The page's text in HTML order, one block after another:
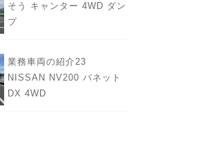
そう キャンター 4WD ダン
プ
業務車両の紹介23
NISSAN NV200 バネット
DX 4WD